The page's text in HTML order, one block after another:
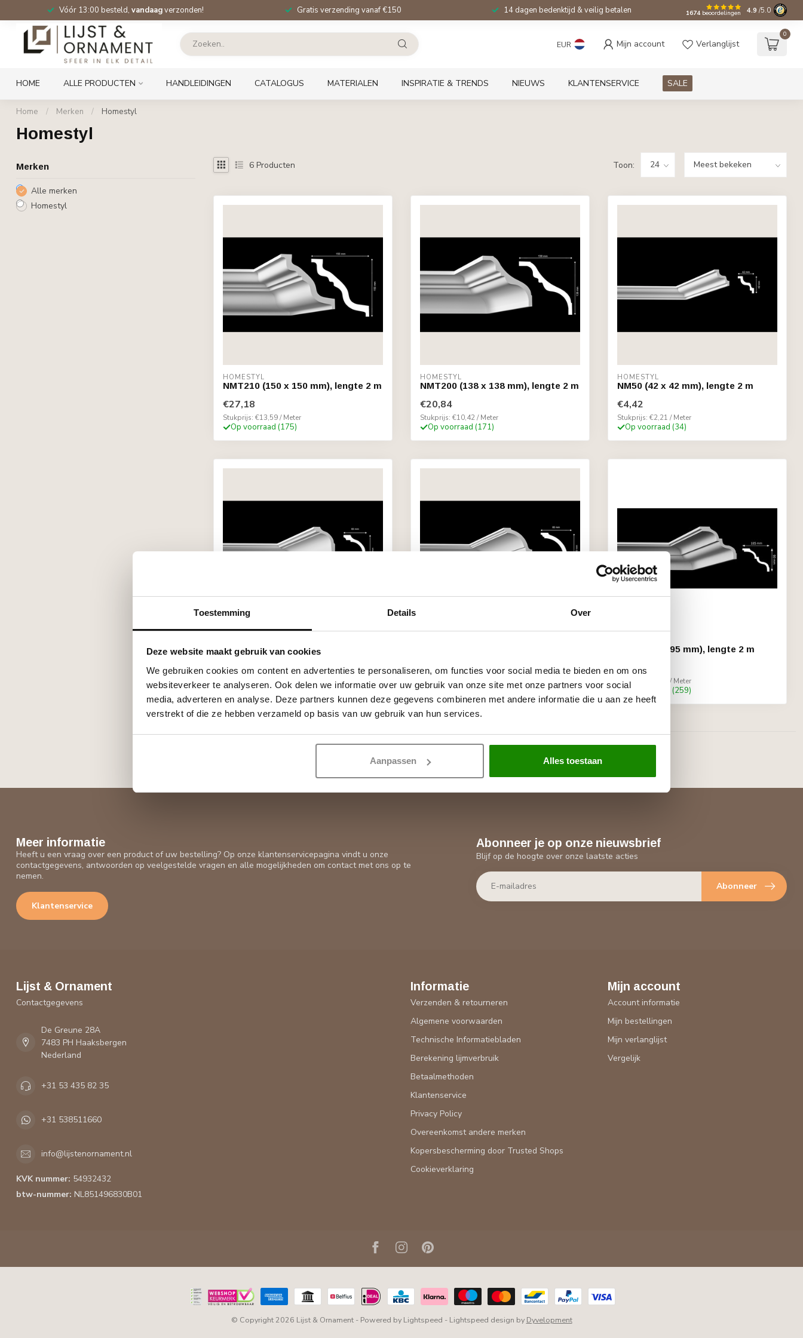
Toestemming Details Over
Deze website maakt gebruik van cookies
We gebruiken cookies om content en advertenties te personaliseren, om functies voor social media te bieden en om ons
websiteverkeer te analyseren. Ook delen we informatie over uw gebruik van onze site met onze partners voor social
media, adverteren en analyse. Deze partners kunnen deze gegevens combineren met andere informatie die u aan ze heeft
verstrekt of die ze hebben verzameld op basis van uw gebruik van hun services.
Aanpassen Alles toestaan
Vóór 13:00 besteld, vandaagverzonden! Gratis verzending vanaf €150 14 dagen bedenktijd & veilig betalen 1674beoordelingen 4.9 /5.0
EUR Mijn account Verlanglijst
0
HOME ALLE PRODUCTEN HANDLEIDINGEN CATALOGUS MATERIALEN INSPIRATIE & TRENDS NIEUWS KLANTENSERVICE SALE
Home / Merken / Homestyl
Homestyl
Merken
Alle merken
Homestyl
6 Producten Toon:
HOMESTYL
NMT210 (150 x 150 mm), lengte 2 m
€27,18
Stukprijs: €13,59 / Meter
Op voorraad (175)
HOMESTYL
NMT200 (138 x 138 mm), lengte 2 m
€20,84
Stukprijs: €10,42 / Meter
Op voorraad (171)
HOMESTYL
NM50 (42 x 42 mm), lengte 2 m
€4,42
Stukprijs: €2,21 / Meter
Op voorraad (34)
NB100 (85 x 60 mm), lengte 2 m
€12,00
Stukprijs: €6,00 / Meter
Op voorraad (42)
€12,00
Stukprijs: €6,00 / Meter
Niet op voorraad
NMT (100 x 95 mm), lengte 2 m
€15,10
Stukprijs: €7,55 / Meter
Op voorraad (259)
Meer informatie
Heeft u een vraag over een product of uw bestelling? Op onze klantenservicepagina vindt u onze
contactgegevens, antwoorden op veelgestelde vragen en alle mogelijkheden om contact met ons op te
nemen.
Klantenservice
Abonneer je op onze nieuwsbrief
Blijf op de hoogte over onze laatste acties
Abonneer
Lijst & Ornament
Contactgegevens
De Greune 28A
7483 PH Haaksbergen
Nederland
+31 53 435 82 35
+31 538511660
info@lijstenornament.nl
KVK nummer: 54932432
btw-nummer: NL851496830B01
Informatie
Verzenden & retourneren
Algemene voorwaarden
Technische Informatiebladen
Berekening lijmverbruik
Betaalmethoden
Klantenservice
Privacy Policy
Overeenkomst andere merken
Kopersbescherming door Trusted Shops
Cookieverklaring
Mijn account
Account informatie
Mijn bestellingen
Mijn verlanglijst
Vergelijk
© Copyright 2026 Lijst & Ornament- Powered by Lightspeed - Lightspeed design by Dyvelopment